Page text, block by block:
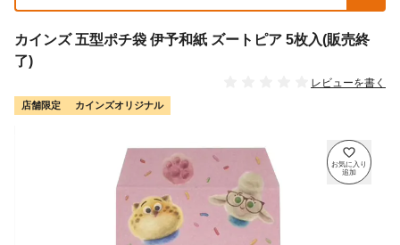
カインズ 五型ポチ袋 伊予和紙 ズートピア 5枚入(販売終
了)
レビューを書く
店舗限定 カインズオリジナル